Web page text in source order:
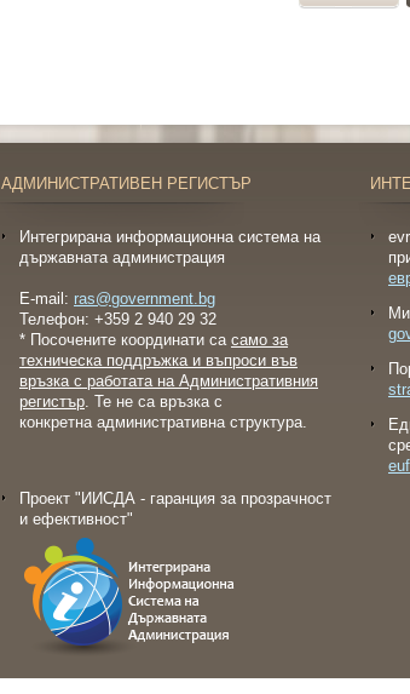
АДМИНИСТРАТИВЕН РЕГИСТЪР
Интегрирана информационна система на
държавната администрация
E-mail: ras@government.bg
Телефон: +359 2 940 29 32
* Посочените координати са само за
техническа поддръжка и въпроси във
връзка с работата на Административния
регистър. Те не са връзка с
конкретна административна структура.
Проект "ИИСДА - гаранция за прозрачност
и ефективност"